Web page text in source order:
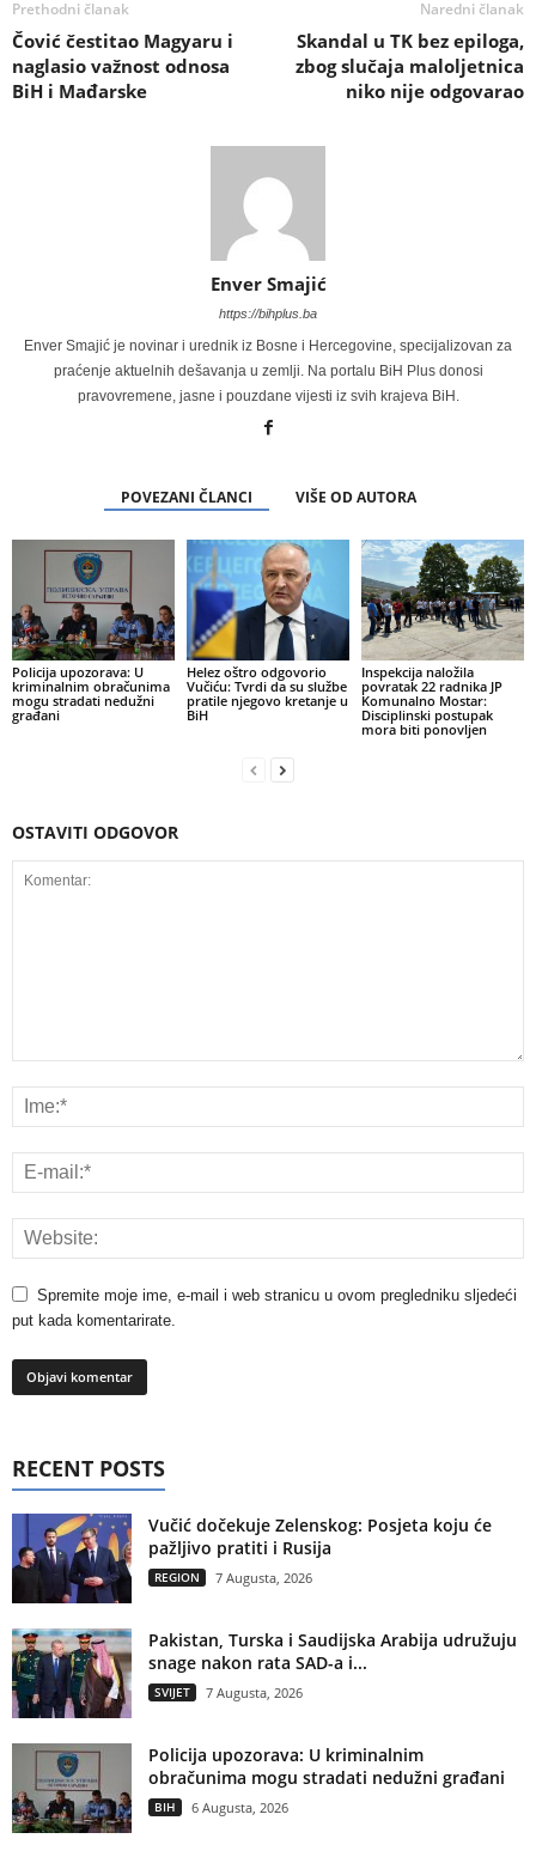
Prethodni članak
Čović čestitao Magyaru i
naglasio važnost odnosa
BiH i Mađarske
Naredni članak
Skandal u TK bez epiloga,
zbog slučaja maloljetnica
niko nije odgovarao
Enver Smajić
https://bihplus.ba
Enver Smajić je novinar i urednik iz Bosne i Hercegovine, specijalizovan za
praćenje aktuelnih dešavanja u zemlji. Na portalu BiH Plus donosi
pravovremene, jasne i pouzdane vijesti iz svih krajeva BiH.
POVEZANI ČLANCI VIŠE OD AUTORA
Policija upozorava: U
kriminalnim obračunima
mogu stradati nedužni
građani
Helez oštro odgovorio
Vučiću: Tvrdi da su službe
pratile njegovo kretanje u
BiH
Inspekcija naložila
povratak 22 radnika JP
Komunalno Mostar:
Disciplinski postupak
mora biti ponovljen
OSTAVITI ODGOVOR
Spremite moje ime, e-mail i web stranicu u ovom pregledniku sljedeći
put kada komentarirate.
RECENT POSTS
Vučić dočekuje Zelenskog: Posjeta koju će
pažljivo pratiti i Rusija
REGION 7 Augusta, 2026
Pakistan, Turska i Saudijska Arabija udružuju
snage nakon rata SAD-a i...
SVIJET 7 Augusta, 2026
Policija upozorava: U kriminalnim
obračunima mogu stradati nedužni građani
BIH 6 Augusta, 2026